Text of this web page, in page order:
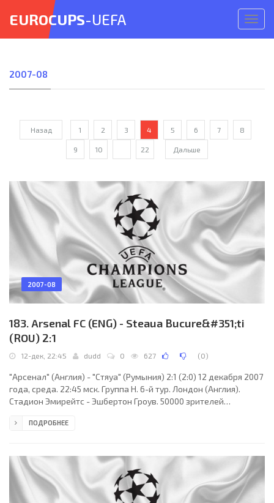
меню
EUROCUPS-UEFA
2007-08
Назад 1 2 3 4 5 6 7 8
9 10 22 Дальше
2007-08
183. Arsenal FC (ENG) - Steaua Bucure&#351;ti
(ROU) 2:1
12-дек, 22:45 dudd 0 627 (0)
"Арсенал" (Англия) - "Стяуа" (Румыния) 2:1 (2:0) 12 декабря 2007
года, среда. 22:45 мск. Группа H. 6-й тур. Лондон (Англия).
Стадион Эмирейтс - Эшбертон Гроув. 50000 зрителей
Тихон Калугин, Антон Аверьянов (оба - Россия). Резервный:
Арман Траоре, Абу Диаби (Лассана Диарра, 71), Денилсон,
Алекс Сонг, Робин ван Перси
ПОДРОБНЕЕ